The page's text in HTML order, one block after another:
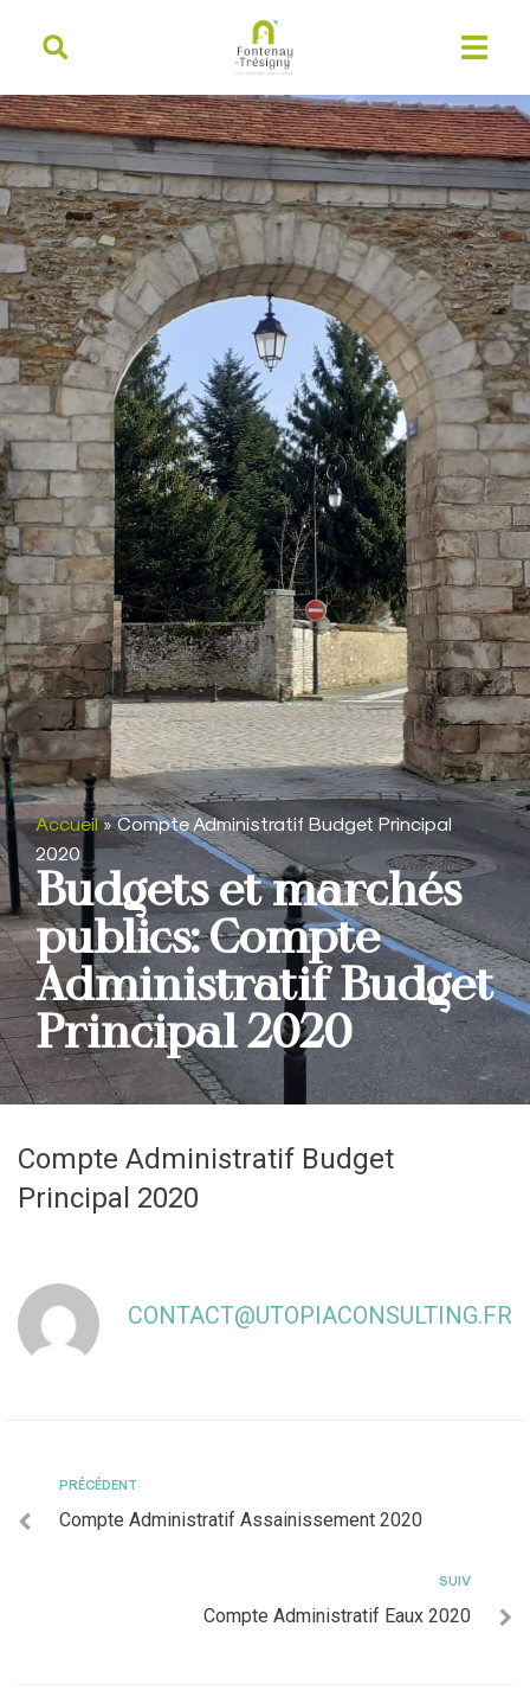
principal
Accueil»Compte Administratif Budget Principal
2020
Budgets et marchés
publics: Compte
Administratif Budget
Principal 2020
Compte Administratif Budget
Principal 2020
CONTACT@UTOPIACONSULTING.FR
PRÉCÉDENT
Compte Administratif Assainissement 2020
SUIV
Compte Administratif Eaux 2020